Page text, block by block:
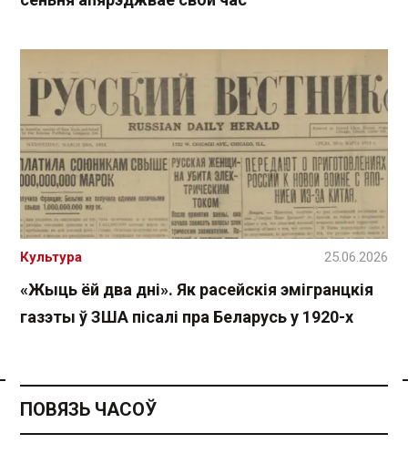
Спасылка без VPN
«Жыць ёй два дні». Як расейскія эмігранцкія
газэты ў ЗША пісалі пра Беларусь у 1920-х
Культура 25.06.2026
ПОВЯЗЬ ЧАСОЎ